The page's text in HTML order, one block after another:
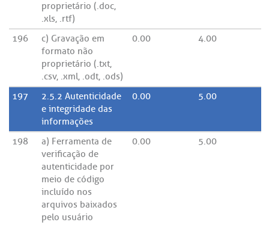
proprietário (.doc,
.xls, .rtf)
196
c) Gravação em
formato não
proprietário (.txt,
.csv, .xml, .odt, .ods)
0.00 4.00
197
2.5.2 Autenticidade
e integridade das
informações
0.00 5.00
198
a) Ferramenta de
verificação de
autenticidade por
meio de código
incluído nos
arquivos baixados
pelo usuário
0.00 5.00